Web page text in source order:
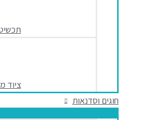
ציוד
חוגים וסדנאות